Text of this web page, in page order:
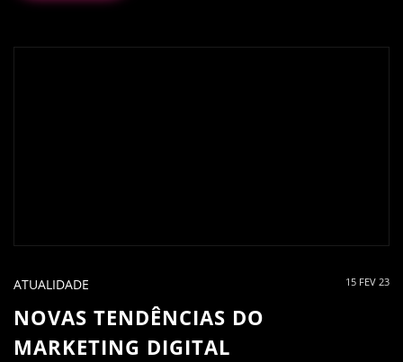
ATUALIDADE 15 FEV 23
NOVAS TENDÊNCIAS DO
MARKETING DIGITAL